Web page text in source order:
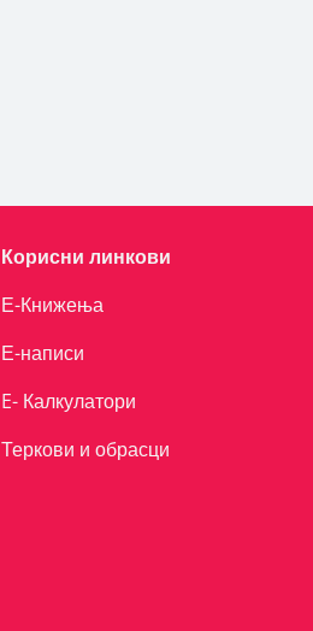
Корисни линкови
Е-Книжења
Е-написи
E- Калкулатори
Теркови и обрасци